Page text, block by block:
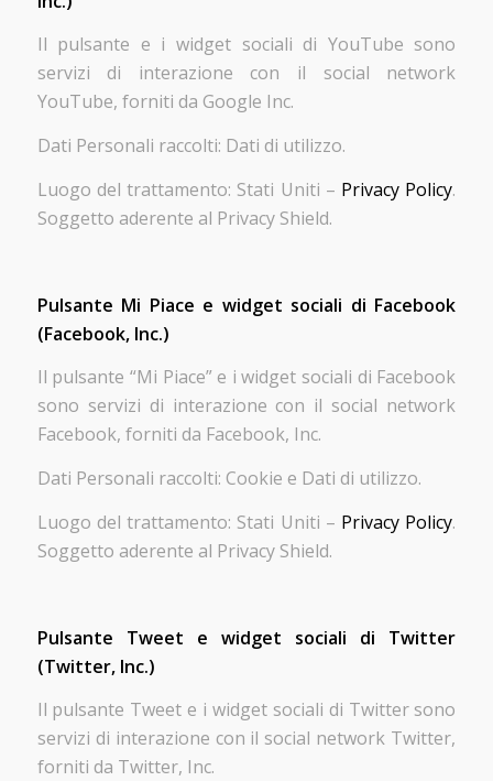
Il pulsante e i widget sociali di YouTube sono
servizi di interazione con il social network
YouTube, forniti da Google Inc.
Dati Personali raccolti: Dati di utilizzo.
Luogo del trattamento: Stati Uniti – Privacy Policy.
Soggetto aderente al Privacy Shield.
Pulsante Mi Piace e widget sociali di Facebook
(Facebook, Inc.)
Il pulsante “Mi Piace” e i widget sociali di Facebook
sono servizi di interazione con il social network
Facebook, forniti da Facebook, Inc.
Dati Personali raccolti: Cookie e Dati di utilizzo.
Luogo del trattamento: Stati Uniti – Privacy Policy.
Soggetto aderente al Privacy Shield.
Pulsante Tweet e widget sociali di Twitter
(Twitter, Inc.)
Il pulsante Tweet e i widget sociali di Twitter sono
servizi di interazione con il social network Twitter,
forniti da Twitter, Inc.